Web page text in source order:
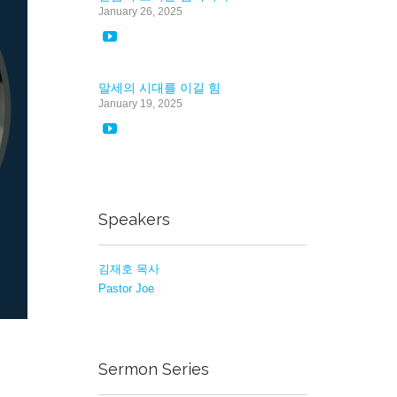
January 26, 2025

말세의 시대를 이길 힘
January 19, 2025

Speakers
김재호 목사
Pastor Joe
Sermon Series